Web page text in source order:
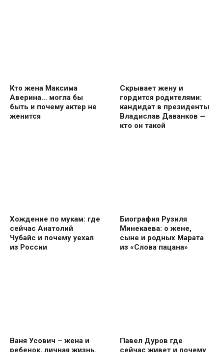
Кто жена Максима
Аверина… могла бы
быть и почему актер не
женится
Скрывает жену и
гордится родителями:
кандидат в президенты
Владислав Даванков —
кто он такой
Хождение по мукам: где
сейчас Анатолий
Чубайс и почему уехал
из России
Биография Рузиля
Минекаева: о жене,
сыне и родных Марата
из «Слова пацана»
Ваня Усович – жена и
ребенок, личная жизнь.
Павел Дуров где
сейчас живет и почему